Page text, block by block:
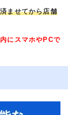
ませてから店舗
にスマホやPCで